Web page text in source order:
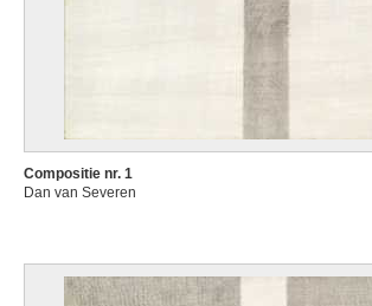
Compositie nr. 1
Dan van Severen